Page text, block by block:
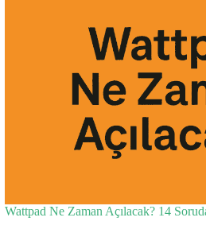
Wattpad Ne Zaman Açılacak? 14